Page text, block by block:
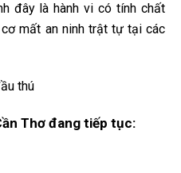
đây là hành vi có tính chất
mất an ninh trật tự tại các
thú
Thơ đang tiếp tục: